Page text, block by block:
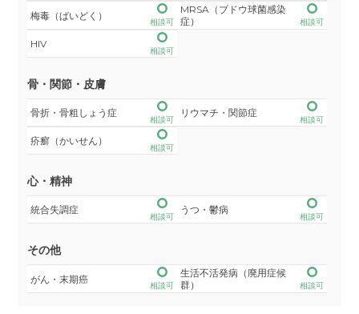
梅毒（ばいどく）
相談可
MRSA（ブドウ球菌感染
症）
相談可
HIV
相談可
骨・関節・皮膚
骨折・骨粗しょう症
相談可
リウマチ・関節症
相談可
疥癬（かいせん）
相談可
心・精神
統合失調症
相談可
うつ・鬱病
相談可
その他
がん・末期癌
相談可
生活不活発病（廃用症候
群）
相談可